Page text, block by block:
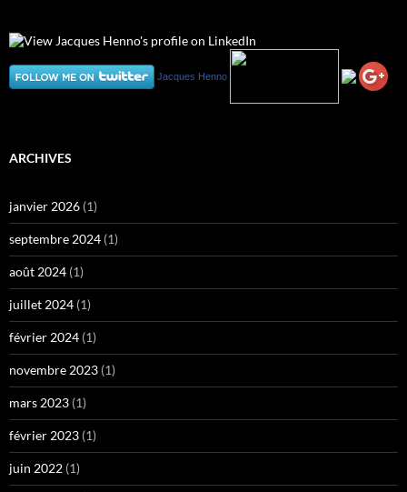
Jacques Henno
ARCHIVES
janvier 2026 (1)
septembre 2024 (1)
août 2024 (1)
juillet 2024 (1)
février 2024 (1)
novembre 2023 (1)
mars 2023 (1)
février 2023 (1)
juin 2022 (1)